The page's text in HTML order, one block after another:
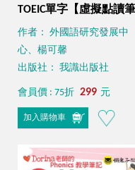
TOEIC單字【虛擬點讀筆
版】（附贈「Youtor
App」內含VRP虛擬點讀
作者： 外國語研究發展中
心、楊可馨
出版社： 我識出版社
會員價 : 75折 299 元
加入購物車